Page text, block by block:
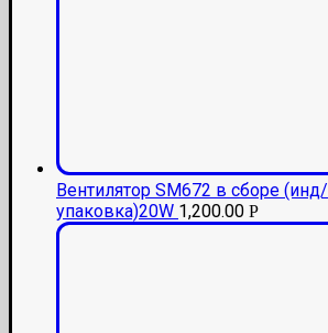
Вентилятор SM672 в сборе (инд/
упаковка)20W 1,200.00 Р